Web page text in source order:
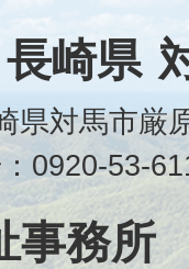
長崎県
県対馬市
0920-53-
事務所